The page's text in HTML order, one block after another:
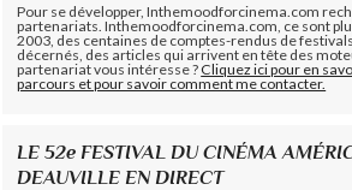
Pour se développer, Inthemoodforcinema.com
partenariats. Inthemoodforcinema.com, ce sont
2003, des centaines de comptes-rendus de
décernés, des articles qui arrivent en tête des
partenariat vous intéresse ?Cliquez ici pour en
parcours et pour savoir comment me contacter.
LE 52e FESTIVAL DU CINÉMA
DEAUVILLE EN DIRECT